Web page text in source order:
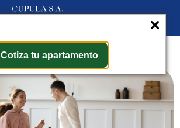
Cotiza tu apartamento